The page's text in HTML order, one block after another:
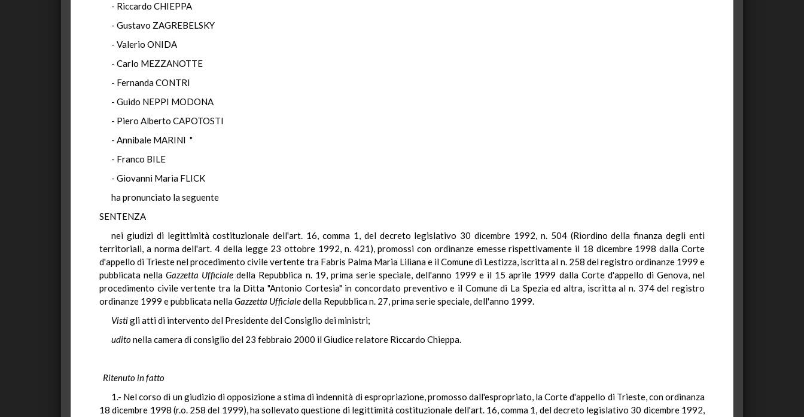
- Riccardo CHIEPPA
- Gustavo ZAGREBELSKY
- Valerio ONIDA
- Carlo MEZZANOTTE
- Fernanda CONTRI
- Guido NEPPI MODONA
- Piero Alberto CAPOTOSTI
- Annibale MARINI "
- Franco BILE
- Giovanni Maria FLICK
ha pronunciato la seguente
SENTENZA
nei giudizi di legittimità costituzionale dell'art. 16, comma 1, del decreto legislativo 30 dicembre 1992, n. 504 (Riordino della finanza degli enti
territoriali, a norma dell'art. 4 della legge 23 ottobre 1992, n. 421), promossi con ordinanze emesse rispettivamente il 18 dicembre 1998 dalla Corte
d'appello di Trieste nel procedimento civile vertente tra Fabris Palma Maria Liliana e il Comune di Lestizza, iscritta al n. 258 del registro ordinanze 1999 e
pubblicata nellaGazzetta Ufficiale della Repubblica n. 19, prima serie speciale, dell'anno 1999 e il 15 aprile 1999 dalla Corte d'appello di Genova, nel
procedimento civile vertente tra la Ditta "Antonio Cortesia" in concordato preventivo e il Comune di La Spezia ed altra, iscritta al n. 374 del registro
ordinanze 1999 e pubblicata nellaGazzetta Ufficialedella Repubblica n. 27, prima serie speciale, dell'anno 1999.
Vistigli atti di intervento del Presidente del Consiglio dei ministri;
uditonella camera di consiglio del 23 febbraio 2000 il Giudice relatore Riccardo Chieppa.
Ritenuto in fatto
1.- Nel corso di un giudizio di opposizione a stima di indennità di espropriazione, promosso dall'espropriato, la Corte d'appello di Trieste, con ordinanza
18 dicembre 1998 (r.o. 258 del 1999), ha sollevato questione di legittimità costituzionale dell'art. 16, comma 1, del decreto legislativo 30 dicembre 1992,